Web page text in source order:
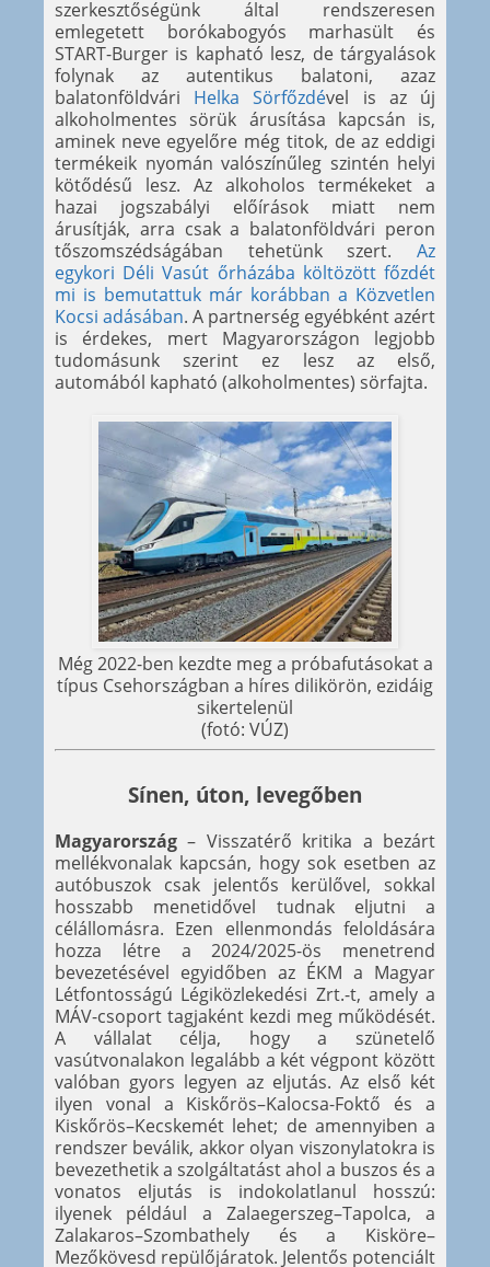
szerkesztőségünk által rendszeresen
emlegetett borókabogyós marhasült és
START-Burger is kapható lesz, de tárgyalások
folynak az autentikus balatoni, azaz
balatonföldvári Helka Sörfőzdével is az új
alkoholmentes sörük árusítása kapcsán is,
aminek neve egyelőre még titok, de az eddigi
termékeik nyomán valószínűleg szintén helyi
kötődésű lesz. Az alkoholos termékeket a
hazai jogszabályi előírások miatt nem
árusítják, arra csak a balatonföldvári peron
tőszomszédságában tehetünk szert. Az
egykori Déli Vasút őrházába költözött főzdét
mi is bemutattuk már korábban a Közvetlen
Kocsi adásában. A partnerség egyébként azért
is érdekes, mert Magyarországon legjobb
tudomásunk szerint ez lesz az első,
automából kapható (alkoholmentes) sörfajta.
Még 2022-ben kezdte meg a próbafutásokat a
típus Csehországban a híres dilikörön, ezidáig
sikertelenül
(fotó: VÚZ)
Sínen, úton, levegőben
Magyarország – Visszatérő kritika a bezárt
mellékvonalak kapcsán, hogy sok esetben az
autóbuszok csak jelentős kerülővel, sokkal
hosszabb menetidővel tudnak eljutni a
célállomásra. Ezen ellenmondás feloldására
hozza létre a 2024/2025-ös menetrend
bevezetésével egyidőben az ÉKM a Magyar
Létfontosságú Légiközlekedési Zrt.-t, amely a
MÁV-csoport tagjaként kezdi meg működését.
A vállalat célja, hogy a szünetelő
vasútvonalakon legalább a két végpont között
valóban gyors legyen az eljutás. Az első két
ilyen vonal a Kiskőrös–Kalocsa-Foktő és a
Kiskőrös–Kecskemét lehet; de amennyiben a
rendszer beválik, akkor olyan viszonylatokra is
bevezethetik a szolgáltatást ahol a buszos és a
vonatos eljutás is indokolatlanul hosszú:
ilyenek például a Zalaegerszeg–Tapolca, a
Zalakaros–Szombathely és a Kisköre–
Mezőkövesd repülőjáratok. Jelentős potenciált